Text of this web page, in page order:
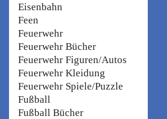
Eisenbahn
Feen
Feuerwehr
Feuerwehr Bücher
Feuerwehr Figuren/Autos
Feuerwehr Kleidung
Feuerwehr Spiele/Puzzle
Fußball
Fußball Bücher